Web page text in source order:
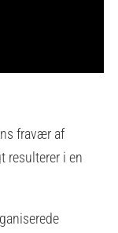
fravær af
resulterer i en